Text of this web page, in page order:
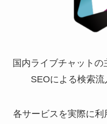
国内ライブチャットの
SEOによる検索流
各サービスを実際に